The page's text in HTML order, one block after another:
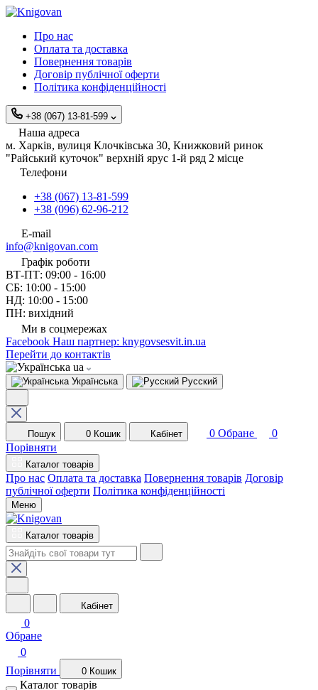
Про нас
Оплата та доставка
Повернення товарів
Договір публічної оферти
Політика конфіденційності
+38 (067) 13-81-599
Наша адреса
м. Харків, вулиця Клочківська 30, Книжковий ринок
"Райський куточок" верхній ярус 1-й ряд 2 місце
Телефони
+38 (067) 13-81-599
+38 (096) 62-96-212
E-mail
info@knigovan.com
Графік роботи
ВТ-ПТ: 09:00 - 16:00
СБ: 10:00 - 15:00
НД: 10:00 - 15:00
ПН: вихідний
Ми в соцмережах
Facebook Наш партнер: knygovsesvit.in.ua
Перейти до контактів
ua
Українська Русский
Пошук 0 Кошик Кабінет 0 Обране
0
Порівняти
Каталог товарів
Про нас Оплата та доставка Повернення товарів Договір
публічної оферти Політика конфіденційності
Меню
Каталог товарів
Кабінет
0
Обране
0
Порівняти
0 Кошик
Каталог товарів